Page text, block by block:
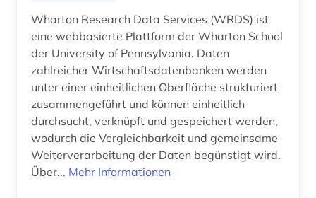
Wharton Research Data Services (WRDS) ist
eine webbasierte Plattform der Wharton School
der University of Pennsylvania. Daten
zahlreicher Wirtschaftsdatenbanken werden
unter einer einheitlichen Oberfläche strukturiert
zusammengeführt und können einheitlich
durchsucht, verknüpft und gespeichert werden,
wodurch die Vergleichbarkeit und gemeinsame
Weiterverarbeitung der Daten begünstigt wird.
Über... Mehr Informationen